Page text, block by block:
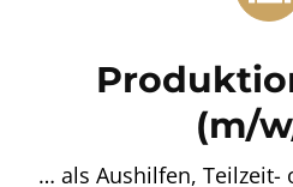
(m/
… als Aushilfen, Teilzeit-